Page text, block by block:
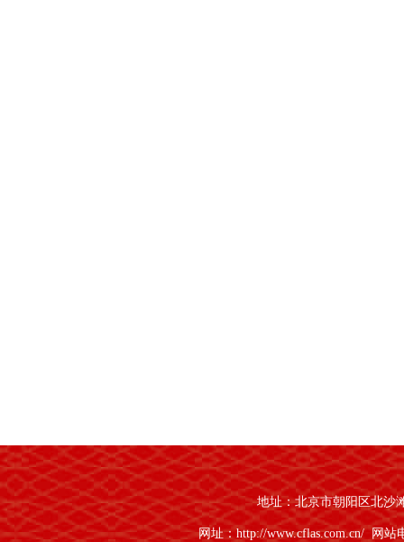
地址：北京市朝阳区北沙
网址：http://www.cflas.com.cn/网站